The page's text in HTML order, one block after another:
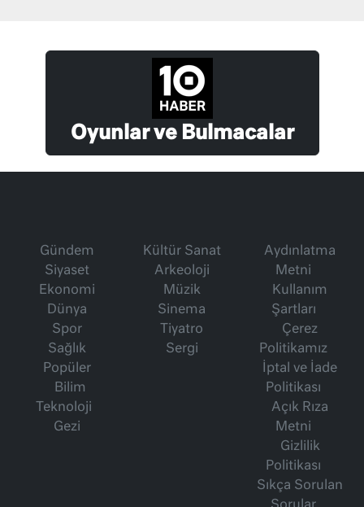
Oyunlar ve Bulmacalar
Gündem
Siyaset
Ekonomi
Dünya
Spor
Sağlık
Popüler
Bilim
Teknoloji
Gezi
Kültür Sanat
Arkeoloji
Müzik
Sinema
Tiyatro
Sergi
Aydınlatma
Metni
Kullanım
Şartları
Çerez
Politikamız
İptal ve İade
Politikası
Açık Rıza
Metni
Gizlilik
Politikası
Sıkça Sorulan